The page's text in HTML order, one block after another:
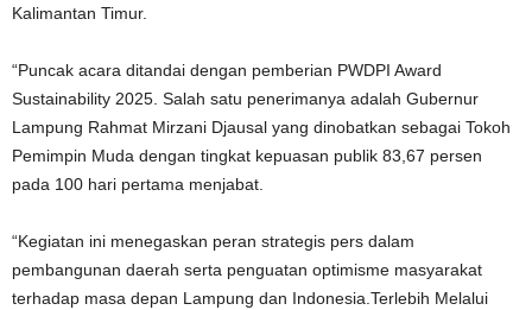
Kalimantan Timur.
“Puncak acara ditandai dengan pemberian PWDPI Award
Sustainability 2025. Salah satu penerimanya adalah Gubernur
Lampung Rahmat Mirzani Djausal yang dinobatkan sebagai Tokoh
Pemimpin Muda dengan tingkat kepuasan publik 83,67 persen
pada 100 hari pertama menjabat.
“Kegiatan ini menegaskan peran strategis pers dalam
pembangunan daerah serta penguatan optimisme masyarakat
terhadap masa depan Lampung dan Indonesia.Terlebih Melalui